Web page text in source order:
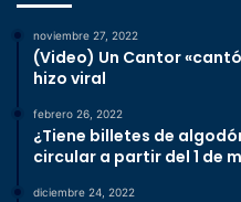
noviembre 27, 2022
(Video) Un Cantor
hizo viral
febrero 26, 2022
¿Tiene billetes de
circular a partir del 1 de
diciembre 24, 2022